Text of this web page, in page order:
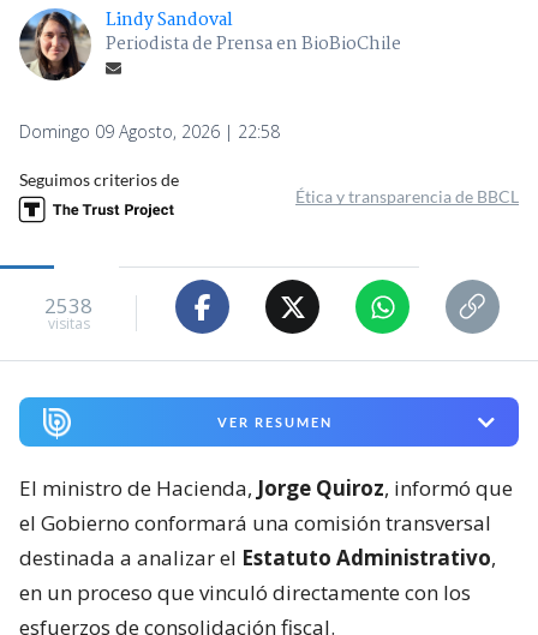
Lindy Sandoval
Periodista de Prensa en BioBioChile
Domingo 09 Agosto, 2026 | 22:58
Seguimos criterios de
Ética y transparencia de BBCL
2538
visitas
VER RESUMEN
El ministro de Hacienda, Jorge Quiroz, informó que
el Gobierno conformará una comisión transversal
destinada a analizar el Estatuto Administrativo,
en un proceso que vinculó directamente con los
esfuerzos de consolidación fiscal.